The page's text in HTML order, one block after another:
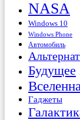
NASA
Windows 10
Windows Phone
Автомобиль
Будущее
Гаджеты